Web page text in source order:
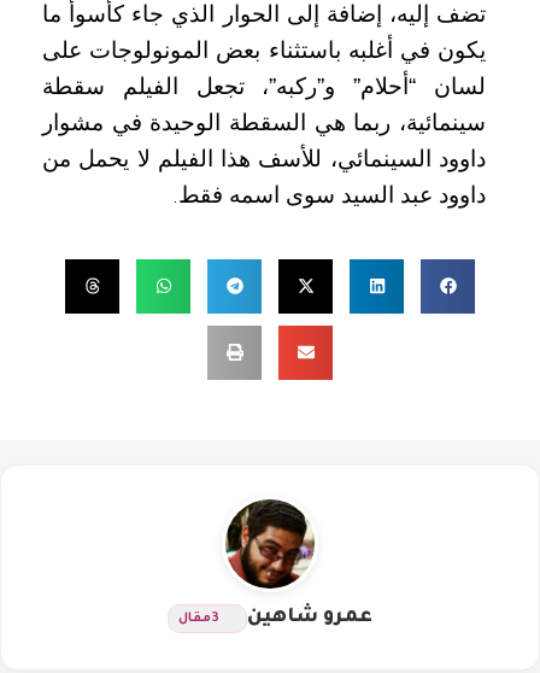
تضف إليه، إضافة إلى الحوار الذي جاء كأسوأ ما
يكون في أغلبه باستثناء بعض المونولوجات على
لسان “أحلام” و”ركبه”، تجعل الفيلم سقطة
سينمائية، ربما هي السقطة الوحيدة في مشوار
داوود السينمائي، للأسف هذا الفيلم لا يحمل من
داوود عبد السيد سوى اسمه فقط.
عمرو شاهين 3مقال